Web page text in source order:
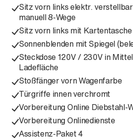
Sitz vorn links elektr.
manuell 8-Wege
Sitz vorn links mit Kartentasche
Sonnenblenden mit Spiegel
Steckdose 120V / 230V in
Ladefläche
Stoßfänger vorn Wagenfarbe
Türgriffe innen verchromt
Vorbereitung Online Diebstahl-
Vorbereitung Onlinedienste
Assistenz-Paket 4